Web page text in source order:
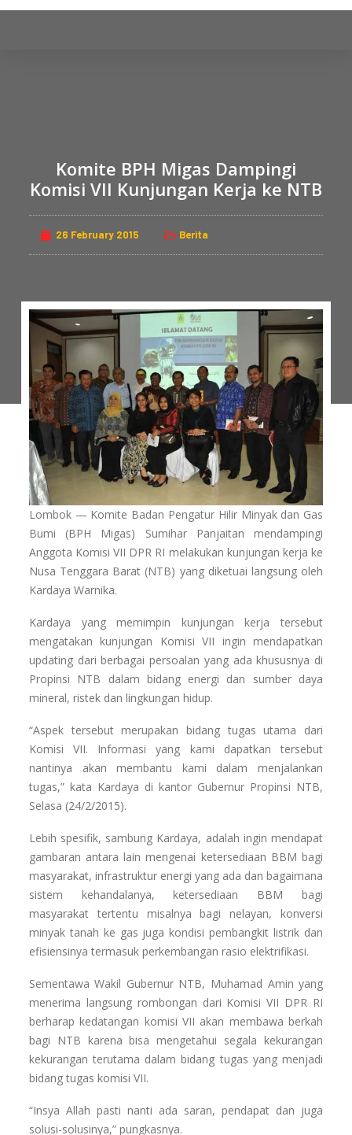
Komite BPH Migas Dampingi
Komisi VII Kunjungan Kerja ke NTB
26 February 2015 Berita
Lombok — Komite Badan Pengatur Hilir Minyak dan Gas
Bumi (BPH Migas) Sumihar Panjaitan mendampingi
Anggota Komisi VII DPR RI melakukan kunjungan kerja ke
Nusa Tenggara Barat (NTB) yang diketuai langsung oleh
Kardaya Warnika.
Kardaya yang memimpin kunjungan kerja tersebut
mengatakan kunjungan Komisi VII ingin mendapatkan
updating dari berbagai persoalan yang ada khususnya di
Propinsi NTB dalam bidang energi dan sumber daya
mineral, ristek dan lingkungan hidup.
“Aspek tersebut merupakan bidang tugas utama dari
Komisi VII. Informasi yang kami dapatkan tersebut
nantinya akan membantu kami dalam menjalankan
tugas,” kata Kardaya di kantor Gubernur Propinsi NTB,
Selasa (24/2/2015).
Lebih spesifik, sambung Kardaya, adalah ingin mendapat
gambaran antara lain mengenai ketersediaan BBM bagi
masyarakat, infrastruktur energi yang ada dan bagaimana
sistem kehandalanya, ketersediaan BBM bagi
masyarakat tertentu misalnya bagi nelayan, konversi
minyak tanah ke gas juga kondisi pembangkit listrik dan
efisiensinya termasuk perkembangan rasio elektrifikasi.
Sementawa Wakil Gubernur NTB, Muhamad Amin yang
menerima langsung rombongan dari Komisi VII DPR RI
berharap kedatangan komisi VII akan membawa berkah
bagi NTB karena bisa mengetahui segala kekurangan
kekurangan terutama dalam bidang tugas yang menjadi
bidang tugas komisi VII.
“Insya Allah pasti nanti ada saran, pendapat dan juga
solusi-solusinya,” pungkasnya.